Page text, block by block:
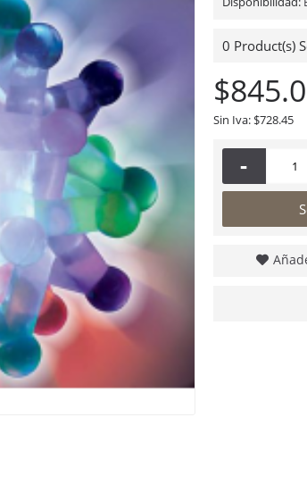
0 Product(s)
Sin Iva: $728.45
-